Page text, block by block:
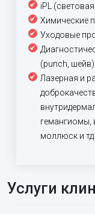
iPL
Химические
Уходовые
(punch, шейв)
Лазерная и
гемангиомы,
моллюск и
Услуги